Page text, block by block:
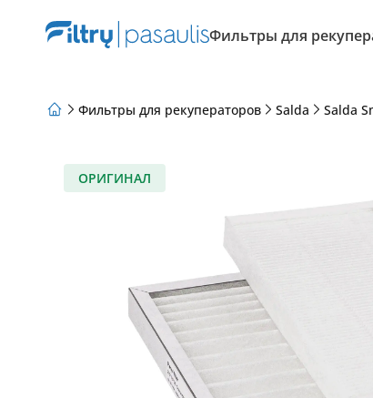
Фильтры для
Фильтры для рекуператоров Salda Salda
ОРИГИНАЛ